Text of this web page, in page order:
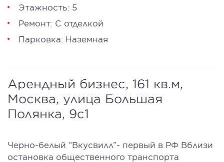
Этажность: 5
Ремонт: С отделкой
Парковка: Наземная
Арендный бизнес, 161 кв.м,
Москва, улица Большая
Полянка, 9с1
Черно-белый “Вкусвилл”- первый в РФ Вблизи
остановка общественного транспорта